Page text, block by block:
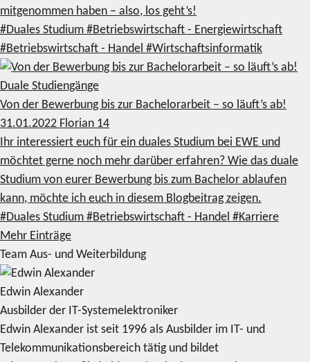
mitgenommen haben – also, los geht’s!
#Duales Studium #Betriebswirtschaft - Energiewirtschaft
#Betriebswirtschaft - Handel #Wirtschaftsinformatik
Duale Studiengänge
Von der Bewerbung bis zur Bachelorarbeit – so läuft’s ab!
31.01.2022 Florian 14
Ihr interessiert euch für ein duales Studium bei EWE und
möchtet gerne noch mehr darüber erfahren? Wie das duale
Studium von eurer Bewerbung bis zum Bachelor ablaufen
kann, möchte ich euch in diesem Blogbeitrag zeigen.
#Duales Studium #Betriebswirtschaft - Handel #Karriere
Mehr Einträge
Team Aus- und Weiterbildung
Edwin Alexander
Ausbilder der IT-Systemelektroniker
Edwin Alexander ist seit 1996 als Ausbilder im IT- und
Telekommunikationsbereich tätig und bildet